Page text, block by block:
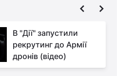
В "Дії" запустили
рекрутинг до Армії
дронів (відео)